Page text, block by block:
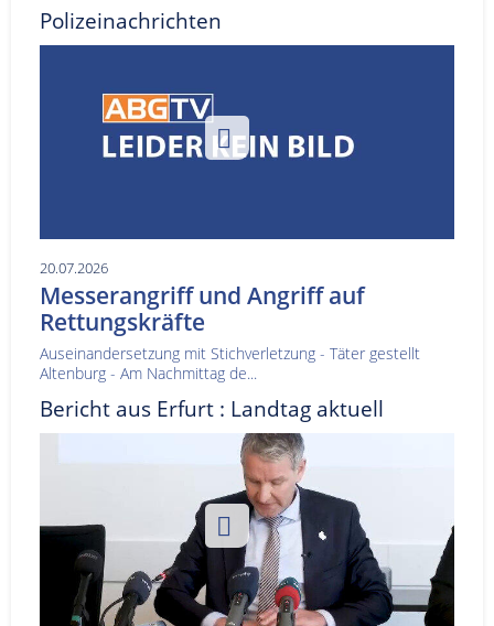
Polizeinachrichten
20.07.2026
Messerangriff und Angriff auf
Rettungskräfte
Auseinandersetzung mit Stichverletzung - Täter gestellt
Altenburg - Am Nachmittag de...
Bericht aus Erfurt : Landtag aktuell